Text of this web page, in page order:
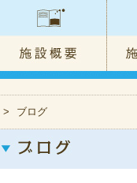
> ブログ